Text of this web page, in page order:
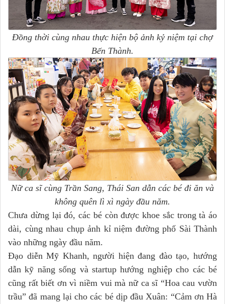
Đồng thời cùng nhau thực hiện bộ ảnh kỷ niệm tại chợ
Bến Thành.
Nữ ca sĩ cùng Trần Sang, Thái San dẫn các bé đi ăn và
không quên lì xì ngày đầu năm.
Chưa dừng lại đó, các bé còn được khoe sắc trong tà áo
dài, cùng nhau chụp ảnh kỉ niệm đường phố Sài Thành
vào những ngày đầu năm.
Đạo diễn Mỹ Khanh, người hiện đang đào tạo, hướng
dẫn kỹ năng sống và startup hướng nghiệp cho các bé
cũng rất biết ơn vì niềm vui mà nữ ca sĩ “Hoa cau vườn
trầu” đã mang lại cho các bé dịp đầu Xuân: “Cảm ơn Hà